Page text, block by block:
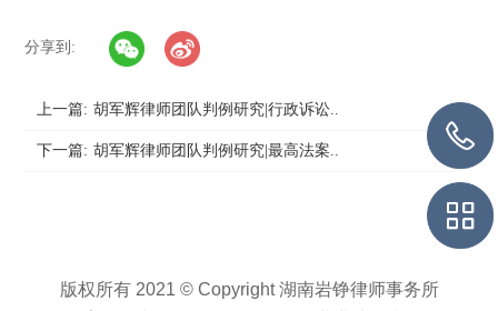
分享到:
上一篇: 胡军辉律师团队判例研究|行政诉讼..
下一篇: 胡军辉律师团队判例研究|最高法案..
版权所有 2021 © Copyright 湖南岩铮律师事务所